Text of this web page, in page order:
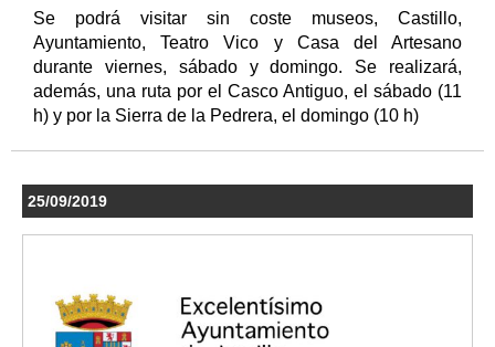
Se podrá visitar sin coste museos, Castillo,
Ayuntamiento, Teatro Vico y Casa del Artesano
durante viernes, sábado y domingo. Se realizará,
además, una ruta por el Casco Antiguo, el sábado (11
h) y por la Sierra de la Pedrera, el domingo (10 h)
25/09/2019